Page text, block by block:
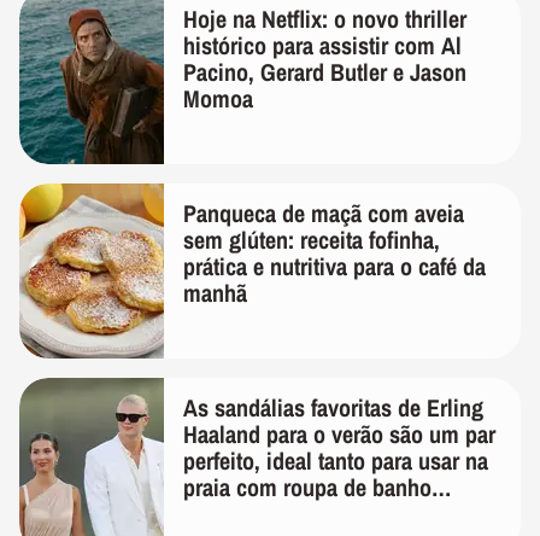
Hoje na Netflix: o novo thriller
histórico para assistir com Al
Pacino, Gerard Butler e Jason
Momoa
Panqueca de maçã com aveia
sem glúten: receita fofinha,
prática e nutritiva para o café da
manhã
As sandálias favoritas de Erling
Haaland para o verão são um par
perfeito, ideal tanto para usar na
praia com roupa de banho